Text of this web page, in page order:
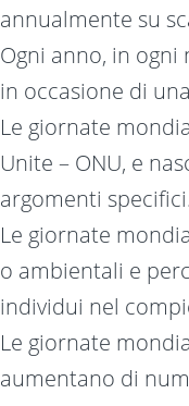
annualmente su
Ogni anno, in ogni
in occasione di
Le giornate
Unite – ONU, e
argomenti specifici.
Le giornate
o ambientali e
individui nel
Le giornate
aumentano di